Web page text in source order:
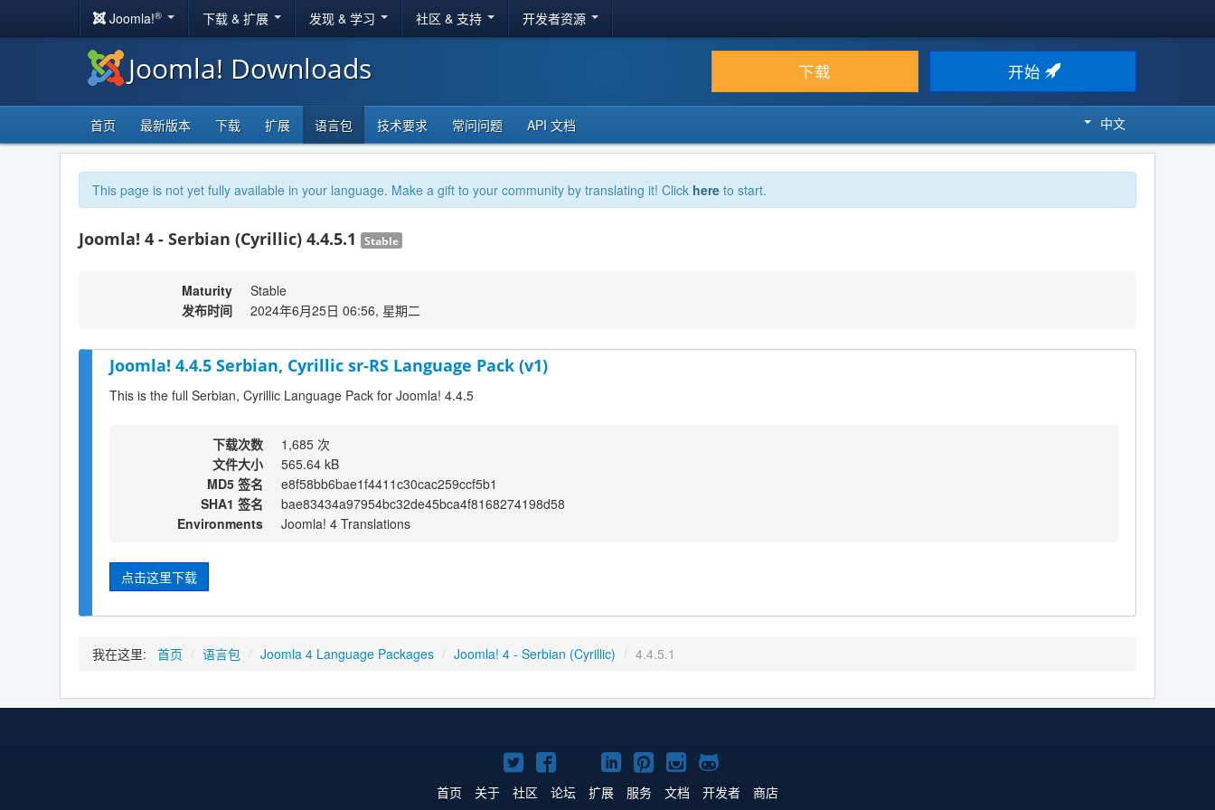
Joomla!® 下载 & 扩展 发现 & 学习 社区 & 支持 开发者资源
Joomla! Downloads 下载 开始
首页 最新版本 下载 扩展 语言包 技术要求 常问问题 API 文档 中文
This page is not yet fully available in your language. Make a gift to your community by translating it! Click here to start.
Joomla! 4 - Serbian (Cyrillic) 4.4.5.1 Stable
Maturity
Stable
发布时间
2024年6月25日 06:56, 星期二
Joomla! 4.4.5 Serbian, Cyrillic sr-RS Language Pack (v1)
This is the full Serbian, Cyrillic Language Pack for Joomla! 4.4.5
下载次数
1,685 次
文件大小
565.64 kB
MD5 签名
e8f58bb6bae1f4411c30cac259ccf5b1
SHA1 签名
bae83434a97954bc32de45bca4f8168274198d58
Environments
Joomla! 4 Translations
点击这里下载
我在这里: 首页 / 语言包 / Joomla 4 Language Packages / Joomla! 4 - Serbian (Cyrillic) / 4.4.5.1
Twitter
主
Facebook
主
YouTube
主
LinkedIn
主
Pinterest
主
Instagram
主
GitHub
主
首页 关于 社区 论坛 扩展 服务 文档 开发者 商店